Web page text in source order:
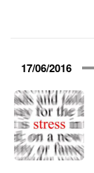
17/06/2016